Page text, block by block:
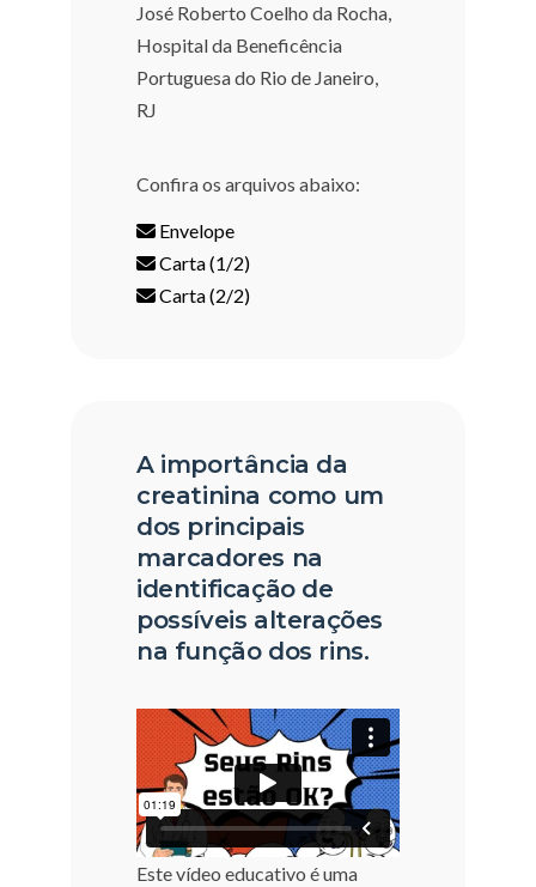
José Roberto Coelho da Rocha,
Hospital da Beneficência
Portuguesa do Rio de Janeiro,
RJ
Confira os arquivos abaixo:
Envelope
Carta (1/2)
Carta (2/2)
A importância da
creatinina como um
dos principais
marcadores na
identificação de
possíveis alterações
na função dos rins.
Este vídeo educativo é uma